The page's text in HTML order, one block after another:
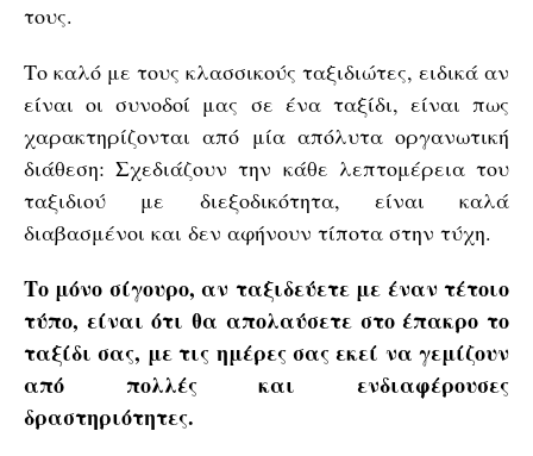
τους.
Το καλό με τους κλασσικούς ταξιδιώτες, ειδικά αν
είναι οι συνοδοί μας σε ένα ταξίδι, είναι πως
χαρακτηρίζονται από μία απόλυτα οργανωτική
διάθεση: Σχεδιάζουν την κάθε λεπτομέρεια του
ταξιδιού με διεξοδικότητα, είναι καλά
διαβασμένοι και δεν αφήνουν τίποτα στην τύχη.
Το μόνο σίγουρο, αν ταξιδεύετε με έναν τέτοιο
τύπο, είναι ότι θα απολαύσετε στο έπακρο το
ταξίδι σας, με τις ημέρες σας εκεί να γεμίζουν
από πολλές και ενδιαφέρουσες
δραστηριότητες.